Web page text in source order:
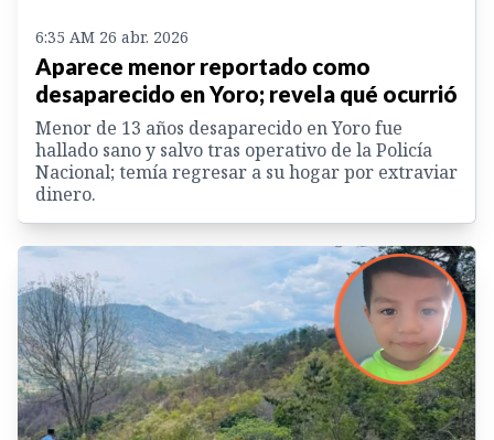
6:35 AM 26 abr. 2026
Aparece menor reportado como
desaparecido en Yoro; revela qué ocurrió
Menor de 13 años desaparecido en Yoro fue
hallado sano y salvo tras operativo de la Policía
Nacional; temía regresar a su hogar por extraviar
dinero.